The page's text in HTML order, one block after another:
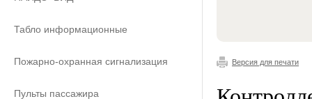
Табло информационные
Пожарно-охранная сигнализация
Пульты пассажира
Версия для печати